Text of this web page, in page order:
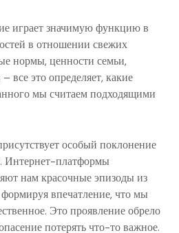
играет значимую функцию в
в отношении свежих
нормы, ценности семьи,
все это определяет, какие
мы считаем подходящими
особый поклонение
Интернет-платформы
нам красочные эпизоды из
впечатление, что мы
Это проявление обрело
потерять что-то важное.